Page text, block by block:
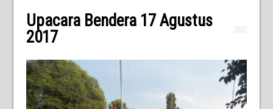
Upacara Bendera 17 Agustus
2017